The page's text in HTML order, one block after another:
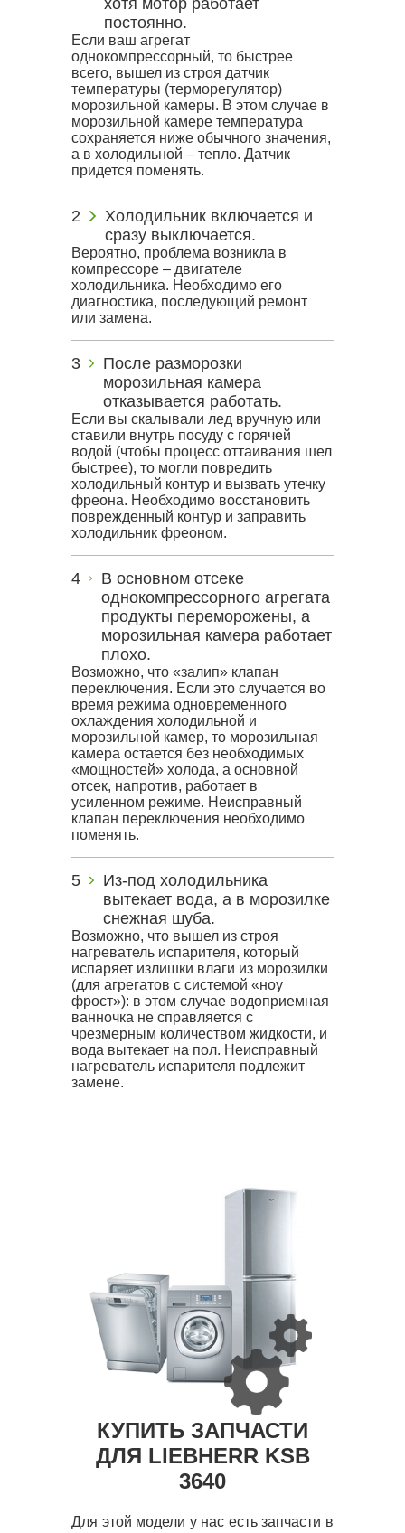
хотя мотор работает
постоянно.
Если ваш агрегат
однокомпрессорный, то быстрее
всего, вышел из строя датчик
температуры (терморегулятор)
морозильной камеры. В этом случае в
морозильной камере температура
сохраняется ниже обычного значения,
а в холодильной – тепло. Датчик
придется поменять.
Холодильник включается и
сразу выключается.
Вероятно, проблема возникла в
компрессоре – двигателе
холодильника. Необходимо его
диагностика, последующий ремонт
или замена.
После разморозки
морозильная камера
отказывается работать.
Если вы скалывали лед вручную или
ставили внутрь посуду с горячей
водой (чтобы процесс оттаивания шел
быстрее), то могли повредить
холодильный контур и вызвать утечку
фреона. Необходимо восстановить
поврежденный контур и заправить
холодильник фреоном.
В основном отсеке
однокомпрессорного агрегата
продукты переморожены, а
морозильная камера работает
плохо.
Возможно, что «залип» клапан
переключения. Если это случается во
время режима одновременного
охлаждения холодильной и
морозильной камер, то морозильная
камера остается без необходимых
«мощностей» холода, а основной
отсек, напротив, работает в
усиленном режиме. Неисправный
клапан переключения необходимо
поменять.
Из-под холодильника
вытекает вода, а в морозилке
снежная шуба.
Возможно, что вышел из строя
нагреватель испарителя, который
испаряет излишки влаги из морозилки
(для агрегатов с системой «ноу
фрост»): в этом случае водоприемная
ванночка не справляется с
чрезмерным количеством жидкости, и
вода вытекает на пол. Неисправный
нагреватель испарителя подлежит
замене.
КУПИТЬ ЗАПЧАСТИ
ДЛЯ LIEBHERR KSB
3640
Для этой модели у нас есть запчасти в